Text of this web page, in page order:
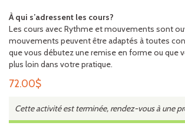
À qui s’adressent les cours?
Les cours avec Rythme et mouvements sont
mouvements peuvent être adaptés à toutes
que vous débutez une remise en forme ou que
plus loin dans votre pratique.
72.00$
Cette activité est terminée, rendez-vous à une